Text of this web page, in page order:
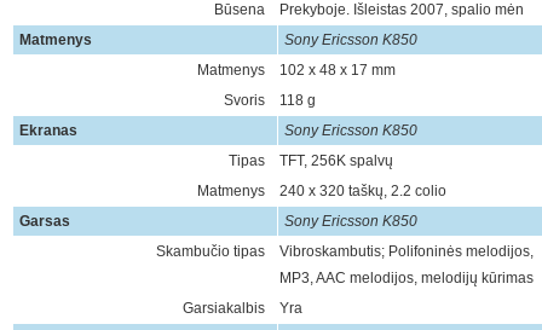
Būsena
Prekyboje. Išleistas 2007, spalio mėn
Matmenys
Sony Ericsson K850
Matmenys
102 x 48 x 17 mm
Svoris
118 g
Ekranas
Sony Ericsson K850
Tipas
TFT, 256K spalvų
Matmenys
240 x 320 taškų, 2.2 colio
Garsas
Sony Ericsson K850
Skambučio tipas
Vibroskambutis; Polifoninės melodijos,
MP3, AAC melodijos, melodijų kūrimas
Garsiakalbis
Yra